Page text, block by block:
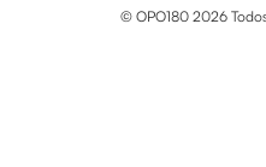
© OPO180 2026